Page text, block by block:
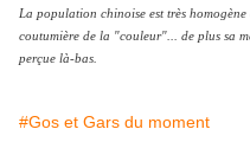
La population chinoise est très
coutumière de la "couleur"... de plus sa
perçue là-bas.
#Gos et Gars du moment